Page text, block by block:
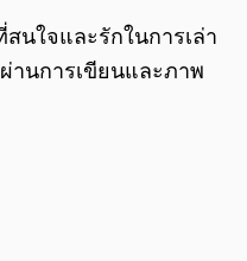
นใจและรักในการเล่า
านการเขียนและภาพ